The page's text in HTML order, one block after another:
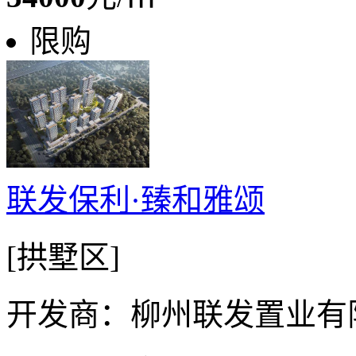
限购
联发保利·臻和雅颂
[拱墅区]
开发商：柳州联发置业有